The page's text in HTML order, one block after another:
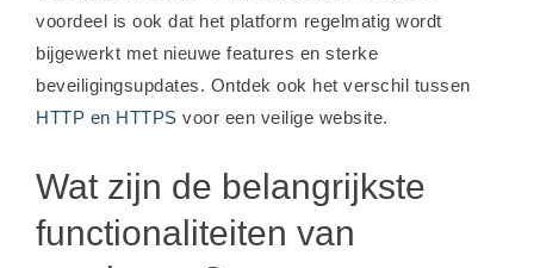
voordeel is ook dat het platform regelmatig wordt
bijgewerkt met nieuwe features en sterke
beveiligingsupdates. Ontdek ook het verschil tussen
HTTP en HTTPS voor een veilige website.
Wat zijn de belangrijkste
functionaliteiten van